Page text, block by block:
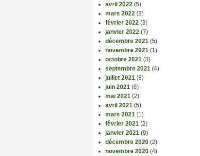
avril 2022 (5)
mars 2022 (3)
février 2022 (3)
janvier 2022 (7)
décembre 2021 (5)
novembre 2021 (1)
octobre 2021 (3)
septembre 2021 (4)
juillet 2021 (8)
juin 2021 (6)
mai 2021 (2)
avril 2021 (5)
mars 2021 (1)
février 2021 (2)
janvier 2021 (9)
décembre 2020 (2)
novembre 2020 (4)